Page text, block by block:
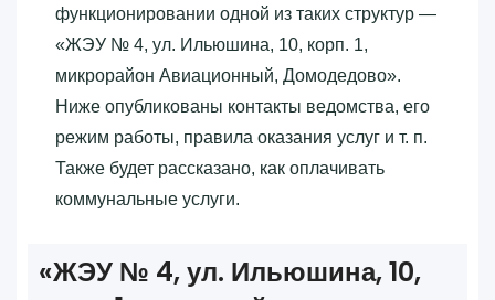
функционировании одной из таких структур —
«‎ЖЭУ № 4, ул. Ильюшина, 10, корп. 1,
микрорайон Авиационный, Домодедово»‎.
Ниже опубликованы контакты ведомства, его
режим работы, правила оказания услуг и т. п.
Также будет рассказано, как оплачивать
коммунальные услуги.
«‎ЖЭУ № 4, ул. Ильюшина, 10,